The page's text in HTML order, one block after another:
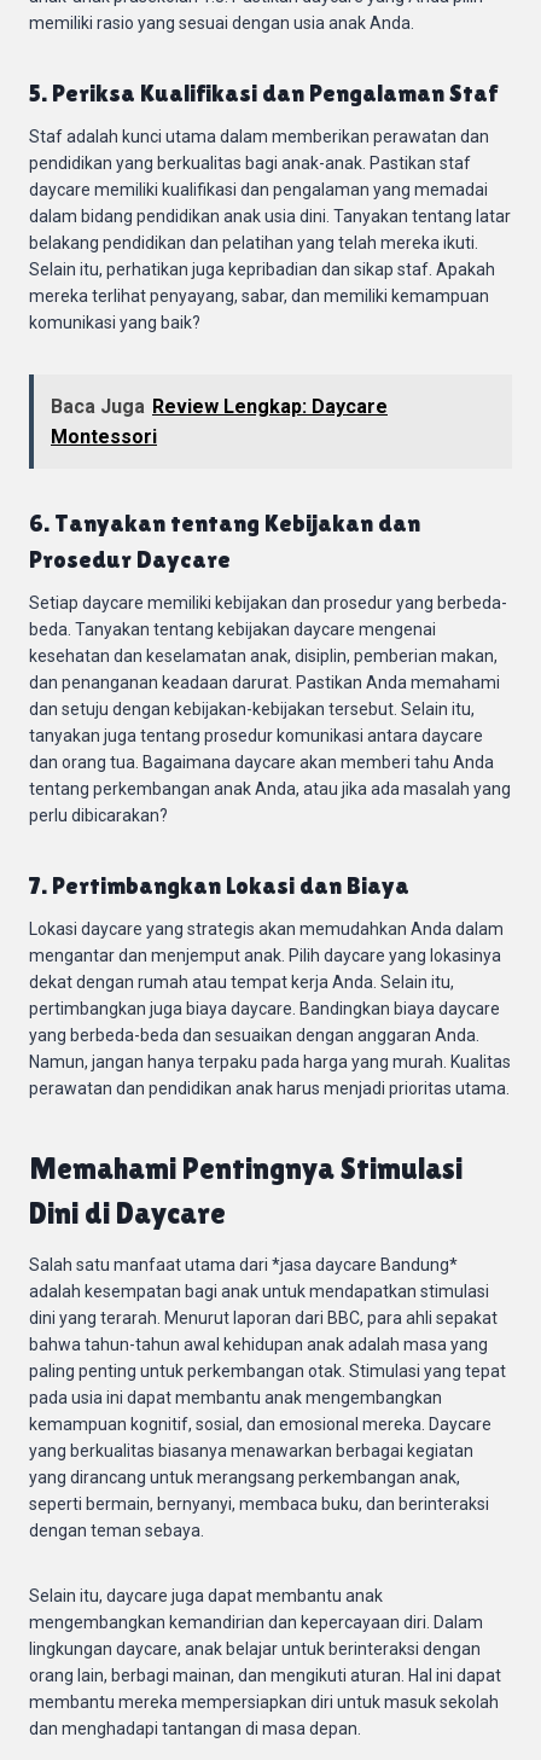
memiliki rasio yang sesuai dengan usia anak Anda.
5. Periksa Kualifikasi dan Pengalaman Staf
Staf adalah kunci utama dalam memberikan perawatan dan
pendidikan yang berkualitas bagi anak-anak. Pastikan staf
daycare memiliki kualifikasi dan pengalaman yang memadai
dalam bidang pendidikan anak usia dini. Tanyakan tentang latar
belakang pendidikan dan pelatihan yang telah mereka ikuti.
Selain itu, perhatikan juga kepribadian dan sikap staf. Apakah
mereka terlihat penyayang, sabar, dan memiliki kemampuan
komunikasi yang baik?
Baca Juga Review Lengkap: Daycare
Montessori
6. Tanyakan tentang Kebijakan dan
Prosedur Daycare
Setiap daycare memiliki kebijakan dan prosedur yang berbeda-
beda. Tanyakan tentang kebijakan daycare mengenai
kesehatan dan keselamatan anak, disiplin, pemberian makan,
dan penanganan keadaan darurat. Pastikan Anda memahami
dan setuju dengan kebijakan-kebijakan tersebut. Selain itu,
tanyakan juga tentang prosedur komunikasi antara daycare
dan orang tua. Bagaimana daycare akan memberi tahu Anda
tentang perkembangan anak Anda, atau jika ada masalah yang
perlu dibicarakan?
7. Pertimbangkan Lokasi dan Biaya
Lokasi daycare yang strategis akan memudahkan Anda dalam
mengantar dan menjemput anak. Pilih daycare yang lokasinya
dekat dengan rumah atau tempat kerja Anda. Selain itu,
pertimbangkan juga biaya daycare. Bandingkan biaya daycare
yang berbeda-beda dan sesuaikan dengan anggaran Anda.
Namun, jangan hanya terpaku pada harga yang murah. Kualitas
perawatan dan pendidikan anak harus menjadi prioritas utama.
Memahami Pentingnya Stimulasi
Dini di Daycare
Salah satu manfaat utama dari *jasa daycare Bandung*
adalah kesempatan bagi anak untuk mendapatkan stimulasi
dini yang terarah. Menurut laporan dari BBC, para ahli sepakat
bahwa tahun-tahun awal kehidupan anak adalah masa yang
paling penting untuk perkembangan otak. Stimulasi yang tepat
pada usia ini dapat membantu anak mengembangkan
kemampuan kognitif, sosial, dan emosional mereka. Daycare
yang berkualitas biasanya menawarkan berbagai kegiatan
yang dirancang untuk merangsang perkembangan anak,
seperti bermain, bernyanyi, membaca buku, dan berinteraksi
dengan teman sebaya.
Selain itu, daycare juga dapat membantu anak
mengembangkan kemandirian dan kepercayaan diri. Dalam
lingkungan daycare, anak belajar untuk berinteraksi dengan
orang lain, berbagi mainan, dan mengikuti aturan. Hal ini dapat
membantu mereka mempersiapkan diri untuk masuk sekolah
dan menghadapi tantangan di masa depan.